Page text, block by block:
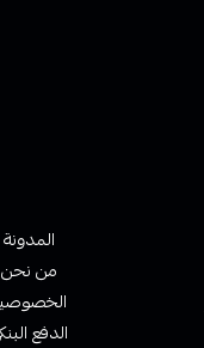
المدونة
من نحن
الدفع